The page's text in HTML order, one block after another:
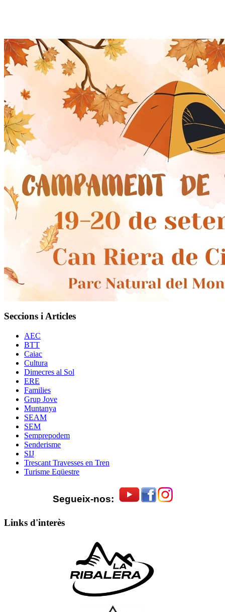
Seccions i Articles
AEC
BTT
Caiac
Cultura
Dimecres al Sol
ERE
Families
Grup Jove
Muntanya
SEAM
SEM
Semprepodem
Senderisme
SIJ
Trescant Travesses en Tren
Turisme Eqüestre
Segueix-nos:
Links d'interès